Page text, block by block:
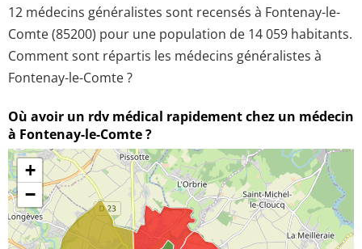
12 médecins généralistes sont recensés à Fontenay-le-
Comte (85200) pour une population de 14 059 habitants.
Comment sont répartis les médecins généralistes à
Fontenay-le-Comte ?
Où avoir un rdv médical rapidement chez un médecin
à Fontenay-le-Comte ?
+
−